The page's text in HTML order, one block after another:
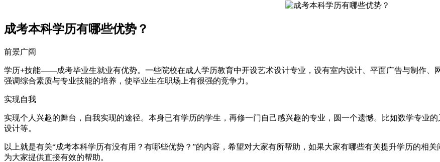
成考本科学历有哪些优势？
前景广阔
学历+技能——成考毕业生就业有优势。一些院校在成人学历教育中开设艺术设计专业，设有室内设计、平面广告与制作、
强调综合素质与专业技能的培养，使毕业生在职场上有很强的竞争力。
实现自我
实现个人兴趣的舞台，自我实现的途径。本身已有学历的学生，再修一门自己感兴趣的专业，圆一个遗憾。比如数学专业
设计等。
以上就是有关“成考本科学历有没有用？有哪些优势？”的内容，希望对大家有所帮助，如果大家有哪些有关提升学历的相
为大家提供直接有效的帮助。